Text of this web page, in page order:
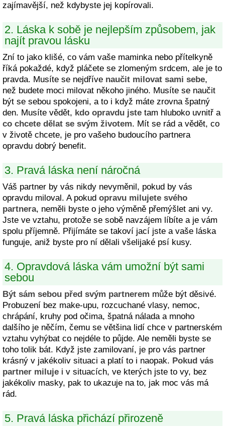
zajímavější, než kdybyste jej kopírovali.
2. Láska k sobě je nejlepším způsobem, jak
najít pravou lásku
Zní to jako klišé, co vám vaše maminka nebo přítelkyně
říká pokaždé, když pláčete se zlomeným srdcem, ale je to
pravda. Musíte se nejdříve naučit milovat sami sebe,
než budete moci milovat někoho jiného. Musíte se naučit
být se sebou spokojeni, a to i když máte zrovna špatný
den. Musíte vědět, kdo opravdu jste tam hluboko uvnitř a
co chcete dělat se svým životem. Mít se rád a vědět, co
v životě chcete, je pro vašeho budoucího partnera
opravdu dobrý benefit.
3. Pravá láska není náročná
Váš partner by vás nikdy nevyměnil, pokud by vás
opravdu miloval. A pokud opravu milujete svého
partnera, neměli byste o jeho výměně přemýšlet ani vy.
Jste ve vztahu, protože se sobě navzájem líbíte a je vám
spolu příjemně. Přijímáte se takoví jací jste a vaše láska
funguje, aniž byste pro ní dělali všelijaké psí kusy.
4. Opravdová láska vám umožní být sami
sebou
Být sám sebou před svým partnerem může být děsivé.
Probuzení bez make-upu, rozcuchané vlasy, nemoc,
chrápání, kruhy pod očima, špatná nálada a mnoho
dalšího je něčím, čemu se většina lidí chce v partnerském
vztahu vyhýbat co nejdéle to půjde. Ale neměli byste se
toho tolik bát. Když jste zamilovaní, je pro vás partner
krásný v jakékoliv situaci a platí to i naopak. Pokud vás
partner miluje i v situacích, ve kterých jste to vy, bez
jakékoliv masky, pak to ukazuje na to, jak moc vás má
rád.
5. Pravá láska přichází přirozeně